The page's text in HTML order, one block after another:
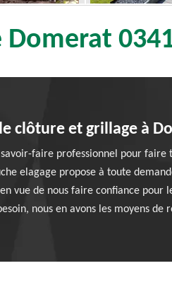
clôture et grillage à
faire professionnel pour
elagage propose à toute
vue de nous faire confiance pour
nous en avons les moyens de